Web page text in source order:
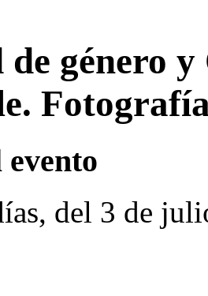
género
evento
del 3 de